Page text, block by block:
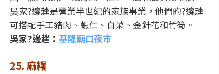
吳家?邊趖是營業半世紀的家族事業，他們的?邊趖
可搭配手工豬肉、蝦仁、白菜、金針花和竹筍。
吳家?邊趖： 基隆廟口夜市
25. 麻糬